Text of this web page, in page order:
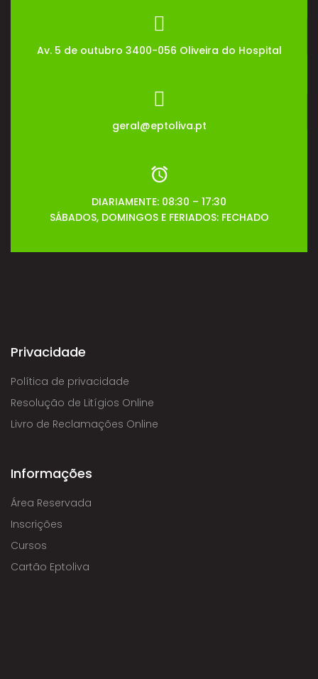
Av. 5 de outubro 3400-056 Oliveira do Hospital
geral@eptoliva.pt
DIARIAMENTE: 08:30 – 17:30
SÁBADOS, DOMINGOS E FERIADOS: FECHADO
Privacidade
Política de privacidade
Resolução de Litígios Online
Livro de Reclamações Online
Informações
Área Reservada
Inscrições
Cursos
Cartão Eptoliva